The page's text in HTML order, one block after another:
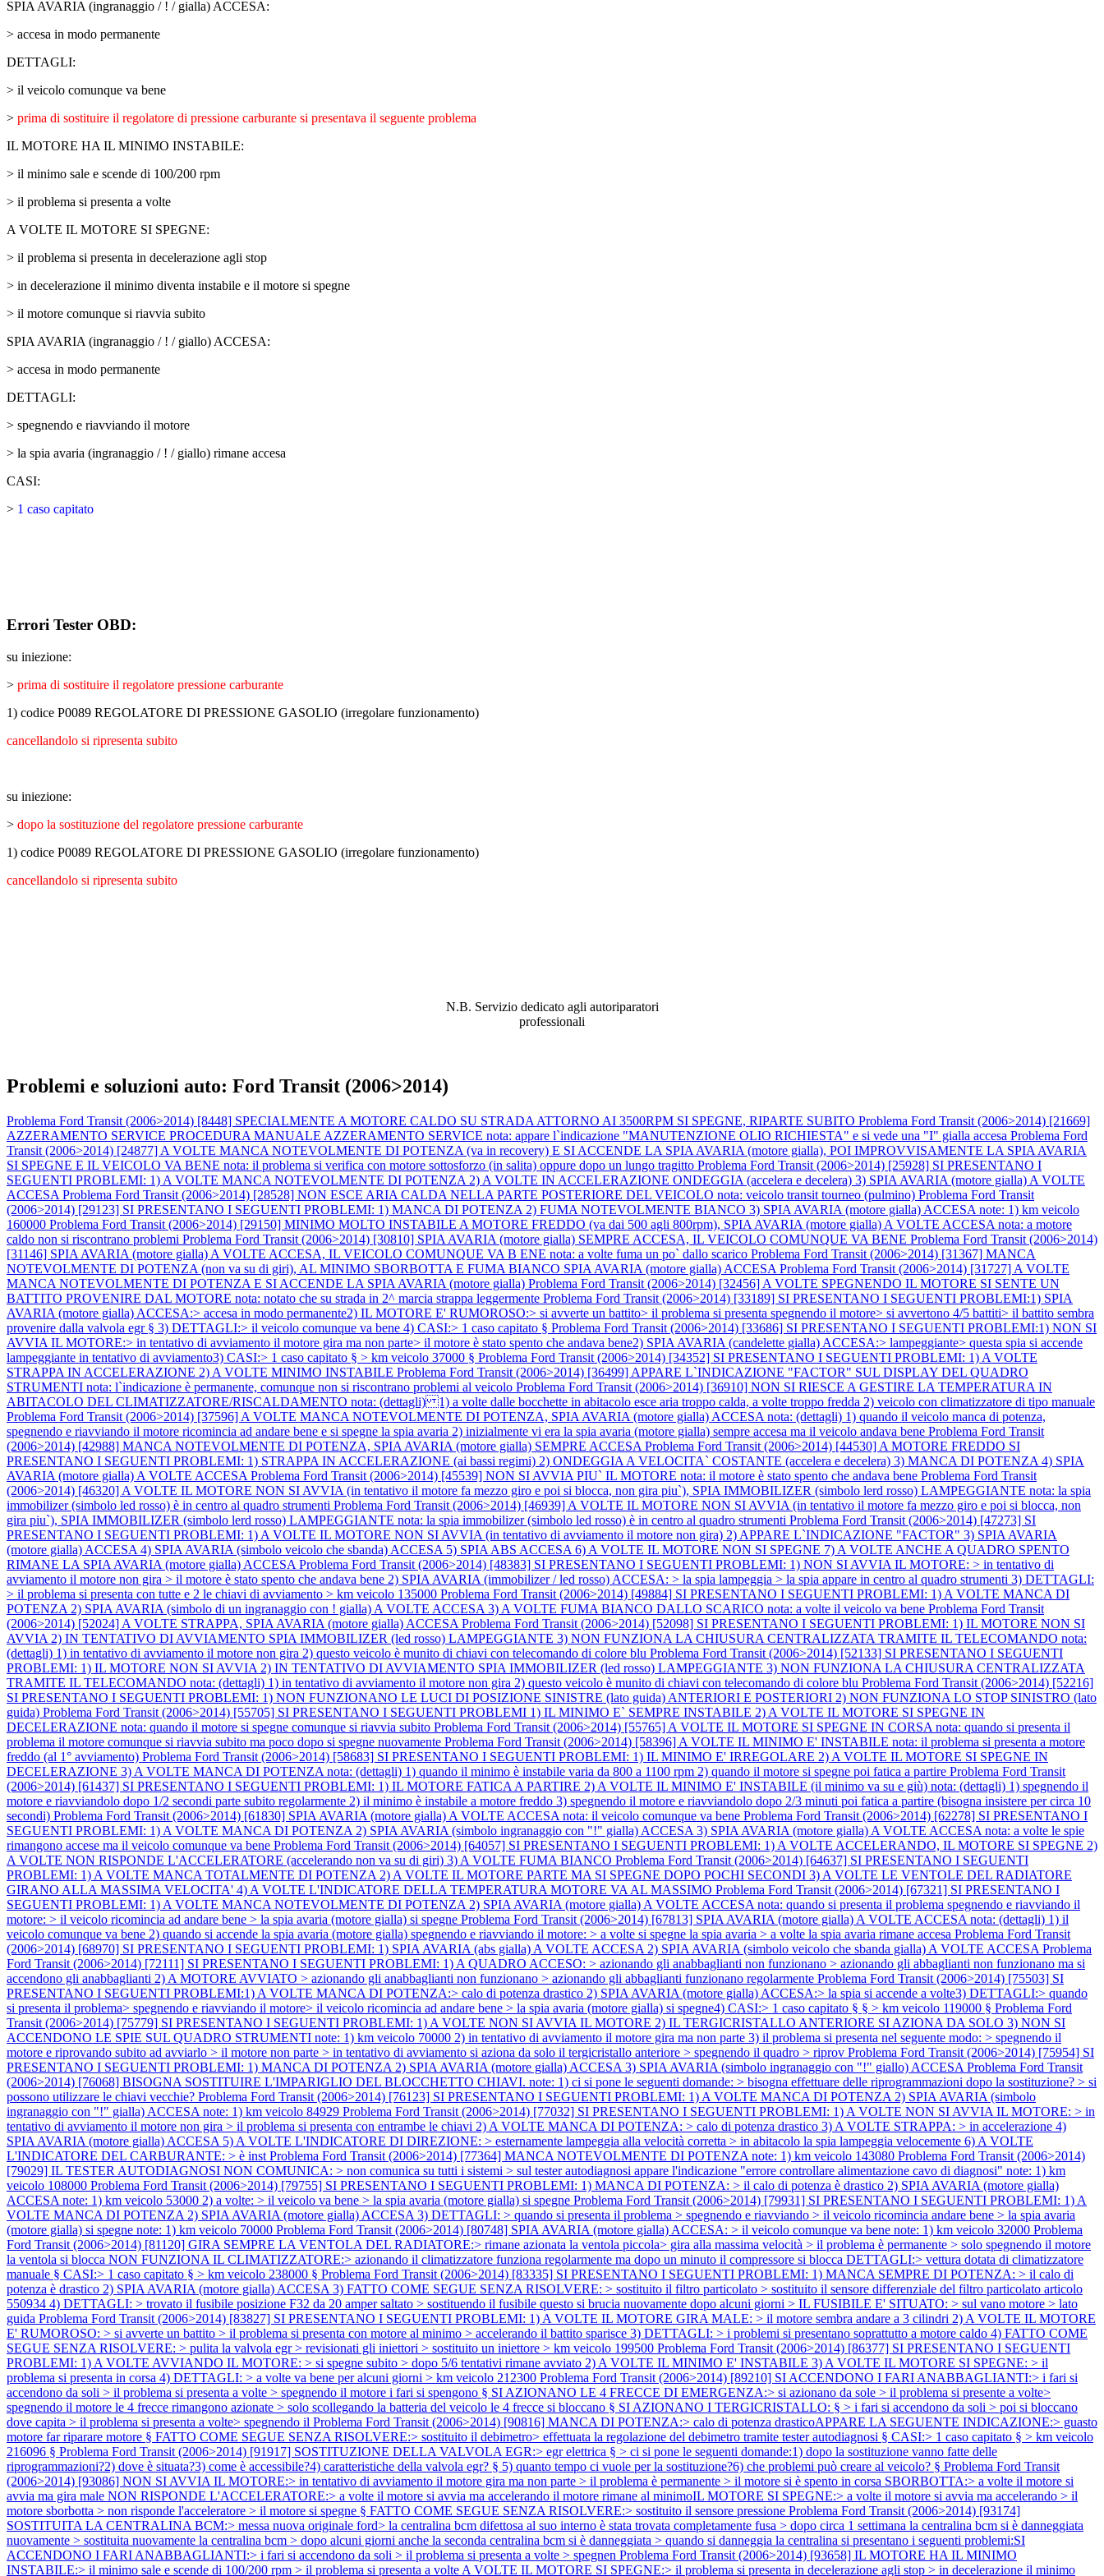
SPIA AVARIA (ingranaggio / ! / gialla) ACCESA:
> accesa in modo permanente
DETTAGLI:
> il veicolo comunque va bene
> prima di sostituire il regolatore di pressione carburante si presentava il seguente problema
IL MOTORE HA IL MINIMO INSTABILE:
> il minimo sale e scende di 100/200 rpm
> il problema si presenta a volte
A VOLTE IL MOTORE SI SPEGNE:
> il problema si presenta in decelerazione agli stop
> in decelerazione il minimo diventa instabile e il motore si spegne
> il motore comunque si riavvia subito
SPIA AVARIA (ingranaggio / ! / giallo) ACCESA:
> accesa in modo permanente
DETTAGLI:
> spegnendo e riavviando il motore
> la spia avaria (ingranaggio / ! / giallo) rimane accesa
CASI:
> 1 caso capitato
Errori Tester OBD:
su iniezione:
> prima di sostituire il regolatore pressione carburante
1) codice P0089 REGOLATORE DI PRESSIONE GASOLIO (irregolare funzionamento)
cancellandolo si ripresenta subito
su iniezione:
> dopo la sostituzione del regolatore pressione carburante
1) codice P0089 REGOLATORE DI PRESSIONE GASOLIO (irregolare funzionamento)
cancellandolo si ripresenta subito
N.B. Servizio dedicato agli autoriparatori
professionali
Problemi e soluzioni auto: Ford Transit (2006>2014)
Problema Ford Transit (2006>2014) [8448] SPECIALMENTE A MOTORE CALDO SU STRADA ATTORNO AI 3500RPM SI SPEGNE, RIPARTE SUBITO Problema Ford Transit (2006>2014) [21669]
AZZERAMENTO SERVICE PROCEDURA MANUALE AZZERAMENTO SERVICE nota: appare l`indicazione "MANUTENZIONE OLIO RICHIESTA" e si vede una "I" gialla accesa Problema Ford
Transit (2006>2014) [24877] A VOLTE MANCA NOTEVOLMENTE DI POTENZA (va in recovery) E SI ACCENDE LA SPIA AVARIA (motore gialla), POI IMPROVVISAMENTE LA SPIA AVARIA
SI SPEGNE E IL VEICOLO VA BENE nota: il problema si verifica con motore sottosforzo (in salita) oppure dopo un lungo tragitto Problema Ford Transit (2006>2014) [25928] SI PRESENTANO I
SEGUENTI PROBLEMI: 1) A VOLTE MANCA NOTEVOLMENTE DI POTENZA 2) A VOLTE IN ACCELERAZIONE ONDEGGIA (accelera e decelera) 3) SPIA AVARIA (motore gialla) A VOLTE
ACCESA Problema Ford Transit (2006>2014) [28528] NON ESCE ARIA CALDA NELLA PARTE POSTERIORE DEL VEICOLO nota: veicolo transit tourneo (pulmino) Problema Ford Transit
(2006>2014) [29123] SI PRESENTANO I SEGUENTI PROBLEMI: 1) MANCA DI POTENZA 2) FUMA NOTEVOLMENTE BIANCO 3) SPIA AVARIA (motore gialla) ACCESA note: 1) km veicolo
160000 Problema Ford Transit (2006>2014) [29150] MINIMO MOLTO INSTABILE A MOTORE FREDDO (va dai 500 agli 800rpm), SPIA AVARIA (motore gialla) A VOLTE ACCESA nota: a motore
caldo non si riscontrano problemi Problema Ford Transit (2006>2014) [30810] SPIA AVARIA (motore gialla) SEMPRE ACCESA, IL VEICOLO COMUNQUE VA BENE Problema Ford Transit (2006>2014)
[31146] SPIA AVARIA (motore gialla) A VOLTE ACCESA, IL VEICOLO COMUNQUE VA B ENE nota: a volte fuma un po` dallo scarico Problema Ford Transit (2006>2014) [31367] MANCA
NOTEVOLMENTE DI POTENZA (non va su di giri), AL MINIMO SBORBOTTA E FUMA BIANCO SPIA AVARIA (motore gialla) ACCESA Problema Ford Transit (2006>2014) [31727] A VOLTE
MANCA NOTEVOLMENTE DI POTENZA E SI ACCENDE LA SPIA AVARIA (motore gialla) Problema Ford Transit (2006>2014) [32456] A VOLTE SPEGNENDO IL MOTORE SI SENTE UN
BATTITO PROVENIRE DAL MOTORE nota: notato che su strada in 2^ marcia strappa leggermente Problema Ford Transit (2006>2014) [33189] SI PRESENTANO I SEGUENTI PROBLEMI:1) SPIA
AVARIA (motore gialla) ACCESA:> accesa in modo permanente2) IL MOTORE E' RUMOROSO:> si avverte un battito> il problema si presenta spegnendo il motore> si avvertono 4/5 battiti> il battito sembra
provenire dalla valvola egr § 3) DETTAGLI:> il veicolo comunque va bene 4) CASI:> 1 caso capitato § Problema Ford Transit (2006>2014) [33686] SI PRESENTANO I SEGUENTI PROBLEMI:1) NON SI
AVVIA IL MOTORE:> in tentativo di avviamento il motore gira ma non parte> il motore è stato spento che andava bene2) SPIA AVARIA (candelette gialla) ACCESA:> lampeggiante> questa spia si accende
lampeggiante in tentativo di avviamento3) CASI:> 1 caso capitato § > km veicolo 37000 § Problema Ford Transit (2006>2014) [34352] SI PRESENTANO I SEGUENTI PROBLEMI: 1) A VOLTE
STRAPPA IN ACCELERAZIONE 2) A VOLTE MINIMO INSTABILE Problema Ford Transit (2006>2014) [36499] APPARE L`INDICAZIONE "FACTOR" SUL DISPLAY DEL QUADRO
STRUMENTI nota: l`indicazione è permanente, comunque non si riscontrano problemi al veicolo Problema Ford Transit (2006>2014) [36910] NON SI RIESCE A GESTIRE LA TEMPERATURA IN
ABITACOLO DEL CLIMATIZZATORE/RISCALDAMENTO nota: (dettagli) 1) a volte dalle bocchette in abitacolo esce aria troppo calda, a volte troppo fredda 2) veicolo con climatizzatore di tipo manuale
Problema Ford Transit (2006>2014) [37596] A VOLTE MANCA NOTEVOLMENTE DI POTENZA, SPIA AVARIA (motore gialla) ACCESA nota: (dettagli) 1) quando il veicolo manca di potenza,
spegnendo e riavviando il motore ricomincia ad andare bene e si spegne la spia avaria 2) inizialmente vi era la spia avaria (motore gialla) sempre accesa ma il veicolo andava bene Problema Ford Transit
(2006>2014) [42988] MANCA NOTEVOLMENTE DI POTENZA, SPIA AVARIA (motore gialla) SEMPRE ACCESA Problema Ford Transit (2006>2014) [44530] A MOTORE FREDDO SI
PRESENTANO I SEGUENTI PROBLEMI: 1) STRAPPA IN ACCELERAZIONE (ai bassi regimi) 2) ONDEGGIA A VELOCITA` COSTANTE (accelera e decelera) 3) MANCA DI POTENZA 4) SPIA
AVARIA (motore gialla) A VOLTE ACCESA Problema Ford Transit (2006>2014) [45539] NON SI AVVIA PIU` IL MOTORE nota: il motore è stato spento che andava bene Problema Ford Transit
(2006>2014) [46320] A VOLTE IL MOTORE NON SI AVVIA (in tentativo il motore fa mezzo giro e poi si blocca, non gira piu`), SPIA IMMOBILIZER (simbolo lerd rosso) LAMPEGGIANTE nota: la spia
immobilizer (simbolo led rosso) è in centro al quadro strumenti Problema Ford Transit (2006>2014) [46939] A VOLTE IL MOTORE NON SI AVVIA (in tentativo il motore fa mezzo giro e poi si blocca, non
gira piu`), SPIA IMMOBILIZER (simbolo lerd rosso) LAMPEGGIANTE nota: la spia immobilizer (simbolo led rosso) è in centro al quadro strumenti Problema Ford Transit (2006>2014) [47273] SI
PRESENTANO I SEGUENTI PROBLEMI: 1) A VOLTE IL MOTORE NON SI AVVIA (in tentativo di avviamento il motore non gira) 2) APPARE L`INDICAZIONE "FACTOR" 3) SPIA AVARIA
(motore gialla) ACCESA 4) SPIA AVARIA (simbolo veicolo che sbanda) ACCESA 5) SPIA ABS ACCESA 6) A VOLTE IL MOTORE NON SI SPEGNE 7) A VOLTE ANCHE A QUADRO SPENTO
RIMANE LA SPIA AVARIA (motore gialla) ACCESA Problema Ford Transit (2006>2014) [48383] SI PRESENTANO I SEGUENTI PROBLEMI: 1) NON SI AVVIA IL MOTORE: > in tentativo di
avviamento il motore non gira > il motore è stato spento che andava bene 2) SPIA AVARIA (immobilizer / led rosso) ACCESA: > la spia lampeggia > la spia appare in centro al quadro strumenti 3) DETTAGLI:
> il problema si presenta con tutte e 2 le chiavi di avviamento > km veicolo 135000 Problema Ford Transit (2006>2014) [49884] SI PRESENTANO I SEGUENTI PROBLEMI: 1) A VOLTE MANCA DI
POTENZA 2) SPIA AVARIA (simbolo di un ingranaggio con ! gialla) A VOLTE ACCESA 3) A VOLTE FUMA BIANCO DALLO SCARICO nota: a volte il veicolo va bene Problema Ford Transit
(2006>2014) [52024] A VOLTE STRAPPA, SPIA AVARIA (motore gialla) ACCESA Problema Ford Transit (2006>2014) [52098] SI PRESENTANO I SEGUENTI PROBLEMI: 1) IL MOTORE NON SI
AVVIA 2) IN TENTATIVO DI AVVIAMENTO SPIA IMMOBILIZER (led rosso) LAMPEGGIANTE 3) NON FUNZIONA LA CHIUSURA CENTRALIZZATA TRAMITE IL TELECOMANDO nota:
(dettagli) 1) in tentativo di avviamento il motore non gira 2) questo veicolo è munito di chiavi con telecomando di colore blu Problema Ford Transit (2006>2014) [52133] SI PRESENTANO I SEGUENTI
PROBLEMI: 1) IL MOTORE NON SI AVVIA 2) IN TENTATIVO DI AVVIAMENTO SPIA IMMOBILIZER (led rosso) LAMPEGGIANTE 3) NON FUNZIONA LA CHIUSURA CENTRALIZZATA
TRAMITE IL TELECOMANDO nota: (dettagli) 1) in tentativo di avviamento il motore non gira 2) questo veicolo è munito di chiavi con telecomando di colore blu Problema Ford Transit (2006>2014) [52216]
SI PRESENTANO I SEGUENTI PROBLEMI: 1) NON FUNZIONANO LE LUCI DI POSIZIONE SINISTRE (lato guida) ANTERIORI E POSTERIORI 2) NON FUNZIONA LO STOP SINISTRO (lato
guida) Problema Ford Transit (2006>2014) [55705] SI PRESENTANO I SEGUENTI PROBLEMI 1) IL MINIMO E` SEMPRE INSTABILE 2) A VOLTE IL MOTORE SI SPEGNE IN
DECELERAZIONE nota: quando il motore si spegne comunque si riavvia subito Problema Ford Transit (2006>2014) [55765] A VOLTE IL MOTORE SI SPEGNE IN CORSA nota: quando si presenta il
problema il motore comunque si riavvia subito ma poco dopo si spegne nuovamente Problema Ford Transit (2006>2014) [58396] A VOLTE IL MINIMO E' INSTABILE nota: il problema si presenta a motore
freddo (al 1° avviamento) Problema Ford Transit (2006>2014) [58683] SI PRESENTANO I SEGUENTI PROBLEMI: 1) IL MINIMO E' IRREGOLARE 2) A VOLTE IL MOTORE SI SPEGNE IN
DECELERAZIONE 3) A VOLTE MANCA DI POTENZA nota: (dettagli) 1) quando il minimo è instabile varia da 800 a 1100 rpm 2) quando il motore si spegne poi fatica a partire Problema Ford Transit
(2006>2014) [61437] SI PRESENTANO I SEGUENTI PROBLEMI: 1) IL MOTORE FATICA A PARTIRE 2) A VOLTE IL MINIMO E' INSTABILE (il minimo va su e giù) nota: (dettagli) 1) spegnendo il
motore e riavviandolo dopo 1/2 secondi parte subito regolarmente 2) il minimo è instabile a motore freddo 3) spegnendo il motore e riavviandolo dopo 2/3 minuti poi fatica a partire (bisogna insistere per circa 10
secondi) Problema Ford Transit (2006>2014) [61830] SPIA AVARIA (motore gialla) A VOLTE ACCESA nota: il veicolo comunque va bene Problema Ford Transit (2006>2014) [62278] SI PRESENTANO I
SEGUENTI PROBLEMI: 1) A VOLTE MANCA DI POTENZA 2) SPIA AVARIA (simbolo ingranaggio con "!" gialla) ACCESA 3) SPIA AVARIA (motore gialla) A VOLTE ACCESA nota: a volte le spie
rimangono accese ma il veicolo comunque va bene Problema Ford Transit (2006>2014) [64057] SI PRESENTANO I SEGUENTI PROBLEMI: 1) A VOLTE ACCELERANDO, IL MOTORE SI SPEGNE 2)
A VOLTE NON RISPONDE L'ACCELERATORE (accelerando non va su di giri) 3) A VOLTE FUMA BIANCO Problema Ford Transit (2006>2014) [64637] SI PRESENTANO I SEGUENTI
PROBLEMI: 1) A VOLTE MANCA TOTALMENTE DI POTENZA 2) A VOLTE IL MOTORE PARTE MA SI SPEGNE DOPO POCHI SECONDI 3) A VOLTE LE VENTOLE DEL RADIATORE
GIRANO ALLA MASSIMA VELOCITA' 4) A VOLTE L'INDICATORE DELLA TEMPERATURA MOTORE VA AL MASSIMO Problema Ford Transit (2006>2014) [67321] SI PRESENTANO I
SEGUENTI PROBLEMI: 1) A VOLTE MANCA NOTEVOLMENTE DI POTENZA 2) SPIA AVARIA (motore gialla) A VOLTE ACCESA nota: quando si presenta il problema spegnendo e riavviando il
motore: > il veicolo ricomincia ad andare bene > la spia avaria (motore gialla) si spegne Problema Ford Transit (2006>2014) [67813] SPIA AVARIA (motore gialla) A VOLTE ACCESA nota: (dettagli) 1) il
veicolo comunque va bene 2) quando si accende la spia avaria (motore gialla) spegnendo e riavviando il motore: > a volte si spegne la spia avaria > a volte la spia avaria rimane accesa Problema Ford Transit
(2006>2014) [68970] SI PRESENTANO I SEGUENTI PROBLEMI: 1) SPIA AVARIA (abs gialla) A VOLTE ACCESA 2) SPIA AVARIA (simbolo veicolo che sbanda gialla) A VOLTE ACCESA Problema
Ford Transit (2006>2014) [72111] SI PRESENTANO I SEGUENTI PROBLEMI: 1) A QUADRO ACCESO: > azionando gli anabbaglianti non funzionano > azionando gli abbaglianti non funzionano ma si
accendono gli anabbaglianti 2) A MOTORE AVVIATO > azionando gli anabbaglianti non funzionano > azionando gli abbaglianti funzionano regolarmente Problema Ford Transit (2006>2014) [75503] SI
PRESENTANO I SEGUENTI PROBLEMI:1) A VOLTE MANCA DI POTENZA:> calo di potenza drastico 2) SPIA AVARIA (motore gialla) ACCESA:> la spia si accende a volte3) DETTAGLI:> quando
si presenta il problema> spegnendo e riavviando il motore> il veicolo ricomincia ad andare bene > la spia avaria (motore gialla) si spegne4) CASI:> 1 caso capitato § § > km veicolo 119000 § Problema Ford
Transit (2006>2014) [75779] SI PRESENTANO I SEGUENTI PROBLEMI: 1) A VOLTE NON SI AVVIA IL MOTORE 2) IL TERGICRISTALLO ANTERIORE SI AZIONA DA SOLO 3) NON SI
ACCENDONO LE SPIE SUL QUADRO STRUMENTI note: 1) km veicolo 70000 2) in tentativo di avviamento il motore gira ma non parte 3) il problema si presenta nel seguente modo: > spegnendo il
motore e riprovando subito ad avviarlo > il motore non parte > in tentativo di avviamento si aziona da solo il tergicristallo anteriore > spegnendo il quadro > riprov Problema Ford Transit (2006>2014) [75954] SI
PRESENTANO I SEGUENTI PROBLEMI: 1) MANCA DI POTENZA 2) SPIA AVARIA (motore gialla) ACCESA 3) SPIA AVARIA (simbolo ingranaggio con "!" giallo) ACCESA Problema Ford Transit
(2006>2014) [76068] BISOGNA SOSTITUIRE L'IMPARIGLIO DEL BLOCCHETTO CHIAVI. note: 1) ci si pone le seguenti domande: > bisogna effettuare delle riprogrammazioni dopo la sostituzione? > si
possono utilizzare le chiavi vecchie? Problema Ford Transit (2006>2014) [76123] SI PRESENTANO I SEGUENTI PROBLEMI: 1) A VOLTE MANCA DI POTENZA 2) SPIA AVARIA (simbolo
ingranaggio con "!" gialla) ACCESA note: 1) km veicolo 84929 Problema Ford Transit (2006>2014) [77032] SI PRESENTANO I SEGUENTI PROBLEMI: 1) A VOLTE NON SI AVVIA IL MOTORE: > in
tentativo di avviamento il motore non gira > il problema si presenta con entrambe le chiavi 2) A VOLTE MANCA DI POTENZA: > calo di potenza drastico 3) A VOLTE STRAPPA: > in accelerazione 4)
SPIA AVARIA (motore gialla) ACCESA 5) A VOLTE L'INDICATORE DI DIREZIONE: > esternamente lampeggia alla velocità corretta > in abitacolo la spia lampeggia velocemente 6) A VOLTE
L'INDICATORE DEL CARBURANTE: > è inst Problema Ford Transit (2006>2014) [77364] MANCA NOTEVOLMENTE DI POTENZA note: 1) km veicolo 143080 Problema Ford Transit (2006>2014)
[79029] IL TESTER AUTODIAGNOSI NON COMUNICA: > non comunica su tutti i sistemi > sul tester autodiagnosi appare l'indicazione "errore controllare alimentazione cavo di diagnosi" note: 1) km
veicolo 108000 Problema Ford Transit (2006>2014) [79755] SI PRESENTANO I SEGUENTI PROBLEMI: 1) MANCA DI POTENZA: > il calo di potenza è drastico 2) SPIA AVARIA (motore gialla)
ACCESA note: 1) km veicolo 53000 2) a volte: > il veicolo va bene > la spia avaria (motore gialla) si spegne Problema Ford Transit (2006>2014) [79931] SI PRESENTANO I SEGUENTI PROBLEMI: 1) A
VOLTE MANCA DI POTENZA 2) SPIA AVARIA (motore gialla) ACCESA 3) DETTAGLI: > quando si presenta il problema > spegnendo e riavviando > il veicolo ricomincia andare bene > la spia avaria
(motore gialla) si spegne note: 1) km veicolo 70000 Problema Ford Transit (2006>2014) [80748] SPIA AVARIA (motore gialla) ACCESA: > il veicolo comunque va bene note: 1) km veicolo 32000 Problema
Ford Transit (2006>2014) [81120] GIRA SEMPRE LA VENTOLA DEL RADIATORE:> rimane azionata la ventola piccola> gira alla massima velocità > il problema è permanente > solo spegnendo il motore
la ventola si blocca NON FUNZIONA IL CLIMATIZZATORE:> azionando il climatizzatore funziona regolarmente ma dopo un minuto il compressore si blocca DETTAGLI:> vettura dotata di climatizzatore
manuale § CASI:> 1 caso capitato § > km veicolo 238000 § Problema Ford Transit (2006>2014) [83335] SI PRESENTANO I SEGUENTI PROBLEMI: 1) MANCA SEMPRE DI POTENZA: > il calo di
potenza è drastico 2) SPIA AVARIA (motore gialla) ACCESA 3) FATTO COME SEGUE SENZA RISOLVERE: > sostituito il filtro particolato > sostituito il sensore differenziale del filtro particolato articolo
550934 4) DETTAGLI: > trovato il fusibile posizione F32 da 20 amper saltato > sostituendo il fusibile questo si brucia nuovamente dopo alcuni giorni > IL FUSIBILE E' SITUATO: > sul vano motore > lato
guida Problema Ford Transit (2006>2014) [83827] SI PRESENTANO I SEGUENTI PROBLEMI: 1) A VOLTE IL MOTORE GIRA MALE: > il motore sembra andare a 3 cilindri 2) A VOLTE IL MOTORE
E' RUMOROSO: > si avverte un battito > il problema si presenta con motore al minimo > accelerando il battito sparisce 3) DETTAGLI: > i problemi si presentano soprattutto a motore caldo 4) FATTO COME
SEGUE SENZA RISOLVERE: > pulita la valvola egr > revisionati gli iniettori > sostituito un iniettore > km veicolo 199500 Problema Ford Transit (2006>2014) [86377] SI PRESENTANO I SEGUENTI
PROBLEMI: 1) A VOLTE AVVIANDO IL MOTORE: > si spegne subito > dopo 5/6 tentativi rimane avviato 2) A VOLTE IL MINIMO E' INSTABILE 3) A VOLTE IL MOTORE SI SPEGNE: > il
problema si presenta in corsa 4) DETTAGLI: > a volte va bene per alcuni giorni > km veicolo 212300 Problema Ford Transit (2006>2014) [89210] SI ACCENDONO I FARI ANABBAGLIANTI:> i fari si
accendono da soli > il problema si presenta a volte > spegnendo il motore i fari si spengono § SI AZIONANO LE 4 FRECCE DI EMERGENZA:> si azionano da sole > il problema si presente a volte>
spegnendo il motore le 4 frecce rimangono azionate > solo scollegando la batteria del veicolo le 4 frecce si bloccano § SI AZIONANO I TERGICRISTALLO: § > i fari si accendono da soli > poi si bloccano
dove capita > il problema si presenta a volte> spegnendo il Problema Ford Transit (2006>2014) [90816] MANCA DI POTENZA:> calo di potenza drasticoAPPARE LA SEGUENTE INDICAZIONE:> guasto
motore far riparare motore § FATTO COME SEGUE SENZA RISOLVERE:> sostituito il debimetro> effettuata la regolazione del debimetro tramite tester autodiagnosi § CASI:> 1 caso capitato § > km veicolo
216096 § Problema Ford Transit (2006>2014) [91917] SOSTITUZIONE DELLA VALVOLA EGR:> egr elettrica § > ci si pone le seguenti domande:1) dopo la sostituzione vanno fatte delle
riprogrammazioni?2) dove è situata?3) come è accessibile?4) caratteristiche della valvola egr? § 5) quanto tempo ci vuole per la sostituzione?6) che problemi può creare al veicolo? § Problema Ford Transit
(2006>2014) [93086] NON SI AVVIA IL MOTORE:> in tentativo di avviamento il motore gira ma non parte > il problema è permanente > il motore si è spento in corsa SBORBOTTA:> a volte il motore si
avvia ma gira male NON RISPONDE L'ACCELERATORE:> a volte il motore si avvia ma accelerando il motore rimane al minimoIL MOTORE SI SPEGNE:> a volte il motore si avvia ma accelerando > il
motore sborbotta > non risponde l'acceleratore > il motore si spegne § FATTO COME SEGUE SENZA RISOLVERE:> sostituito il sensore pressione Problema Ford Transit (2006>2014) [93174]
SOSTITUITA LA CENTRALINA BCM:> messa nuova originale ford> la centralina bcm difettosa al suo interno è stata trovata completamente fusa > dopo circa 1 settimana la centralina bcm si è danneggiata
nuovamente > sostituita nuovamente la centralina bcm > dopo alcuni giorni anche la seconda centralina bcm si è danneggiata > quando si danneggia la centralina si presentano i seguenti problemi:SI
ACCENDONO I FARI ANABBAGLIANTI:> i fari si accendono da soli > il problema si presenta a volte > spegnen Problema Ford Transit (2006>2014) [93658] IL MOTORE HA IL MINIMO
INSTABILE:> il minimo sale e scende di 100/200 rpm > il problema si presenta a volte A VOLTE IL MOTORE SI SPEGNE:> il problema si presenta in decelerazione agli stop > in decelerazione il minimo